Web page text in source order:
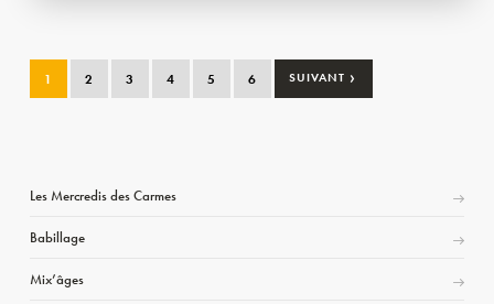
1 2 3 4 5 6 SUIVANT ›
Les Mercredis des Carmes
Babillage
Mix’âges